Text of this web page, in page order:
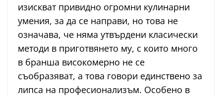
изискват привидно огромни кулинарни
умения, за да се направи, но това не
означава, че няма утвърдени класически
методи в приготвянето му, с които много
в бранша високомерно не се
съобразяват, а това говори единствено за
липса на професионализъм. Особено в